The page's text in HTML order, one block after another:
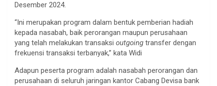
Desember 2024.
“Ini merupakan program dalam bentuk pemberian hadiah
kepada nasabah, baik perorangan maupun perusahaan
yang telah melakukan transaksi outgoing transfer dengan
frekuensi transaksi terbanyak,” kata Widi
Adapun peserta program adalah nasabah perorangan dan
perusahaan di seluruh jaringan kantor Cabang Devisa bank